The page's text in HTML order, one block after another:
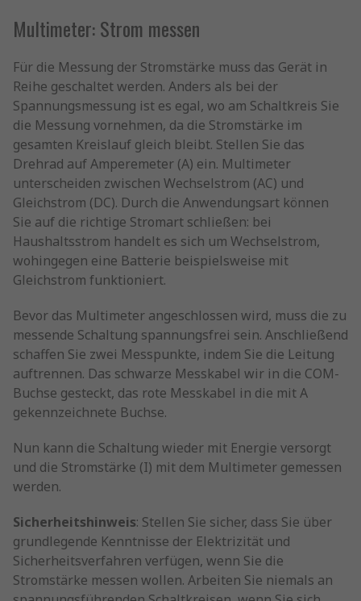
Multimeter: Strom messen
Für die Messung der Stromstärke muss das Gerät in
Reihe geschaltet werden. Anders als bei der
Spannungsmessung ist es egal, wo am Schaltkreis Sie
die Messung vornehmen, da die Stromstärke im
gesamten Kreislauf gleich bleibt. Stellen Sie das
Drehrad auf Amperemeter (A) ein. Multimeter
unterscheiden zwischen Wechselstrom (AC) und
Gleichstrom (DC). Durch die Anwendungsart können
Sie auf die richtige Stromart schließen: bei
Haushaltsstrom handelt es sich um Wechselstrom,
wohingegen eine Batterie beispielsweise mit
Gleichstrom funktioniert.
Bevor das Multimeter angeschlossen wird, muss die zu
messende Schaltung spannungsfrei sein. Anschließend
schaffen Sie zwei Messpunkte, indem Sie die Leitung
auftrennen. Das schwarze Messkabel wir in die COM-
Buchse gesteckt, das rote Messkabel in die mit A
gekennzeichnete Buchse.
Nun kann die Schaltung wieder mit Energie versorgt
und die Stromstärke (I) mit dem Multimeter gemessen
werden.
Sicherheitshinweis: Stellen Sie sicher, dass Sie über
grundlegende Kenntnisse der Elektrizität und
Sicherheitsverfahren verfügen, wenn Sie die
Stromstärke messen wollen. Arbeiten Sie niemals an